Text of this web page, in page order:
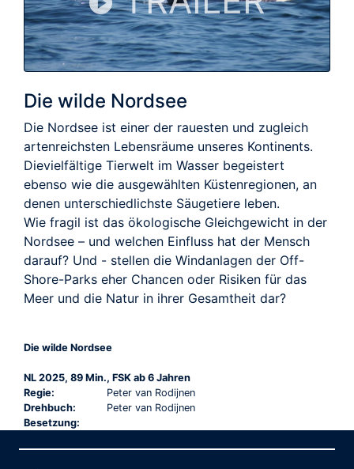
Die wilde Nordsee
Die Nordsee ist einer der rauesten und zugleich
artenreichsten Lebensräume unseres Kontinents.
Dievielfältige Tierwelt im Wasser begeistert
ebenso wie die ausgewählten Küstenregionen, an
denen unterschiedlichste Säugetiere leben.
Wie fragil ist das ökologische Gleichgewicht in der
Nordsee – und welchen Einfluss hat der Mensch
darauf? Und - stellen die Windanlagen der Off-
Shore-Parks eher Chancen oder Risiken für das
Meer und die Natur in ihrer Gesamtheit dar?
Die wilde Nordsee
NL 2025, 89 Min., FSK ab 6 Jahren
Regie:
Peter van Rodijnen
Drehbuch:
Peter van Rodijnen
Besetzung: